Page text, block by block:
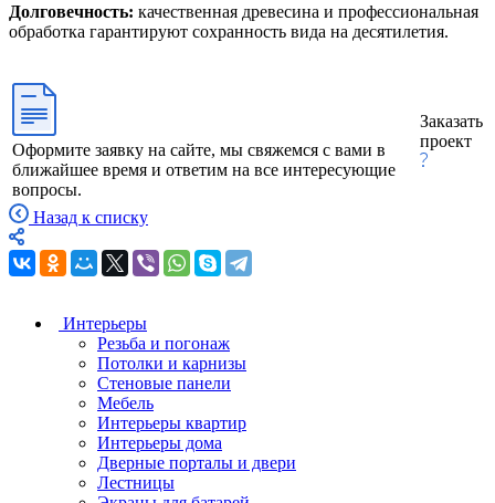
Долговечность: качественная древесина и профессиональная
обработка гарантируют сохранность вида на десятилетия.
Оформите заявку на сайте, мы свяжемся с вами в
ближайшее время и ответим на все интересующие
вопросы.
Заказать
проект
Назад к списку
Интерьеры
Резьба и погонаж
Потолки и карнизы
Стеновые панели
Мебель
Интерьеры квартир
Интерьеры дома
Дверные порталы и двери
Лестницы